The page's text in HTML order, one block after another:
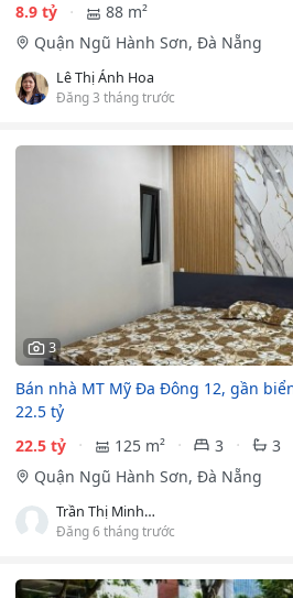
8.9 tỷ
88 m²
Quận Ngũ Hành Sơn, Đà Nẵng
Lê Thị Ánh Hoa
Đăng 3 tháng trước
3
Bán nhà MT Mỹ Đa Đông 12, gần
22.5 tỷ
22.5 tỷ
125 m² 3
3
Quận Ngũ Hành Sơn, Đà Nẵng
Trần Thị Minh Thương
Đăng 6 tháng trước